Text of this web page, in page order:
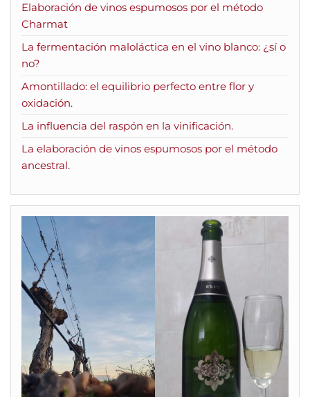
Elaboración de vinos espumosos por el método
Charmat
La fermentación maloláctica en el vino blanco: ¿sí o
no?
Amontillado: el equilibrio perfecto entre flor y
oxidación.
La influencia del raspón en la vinificación.
La elaboración de vinos espumosos por el método
ancestral.